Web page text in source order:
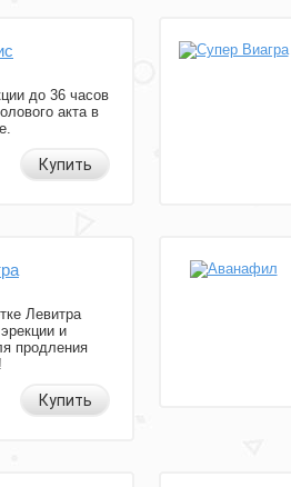
до 36 часов
акта в
Купить
Левитра
и
продления
Купить